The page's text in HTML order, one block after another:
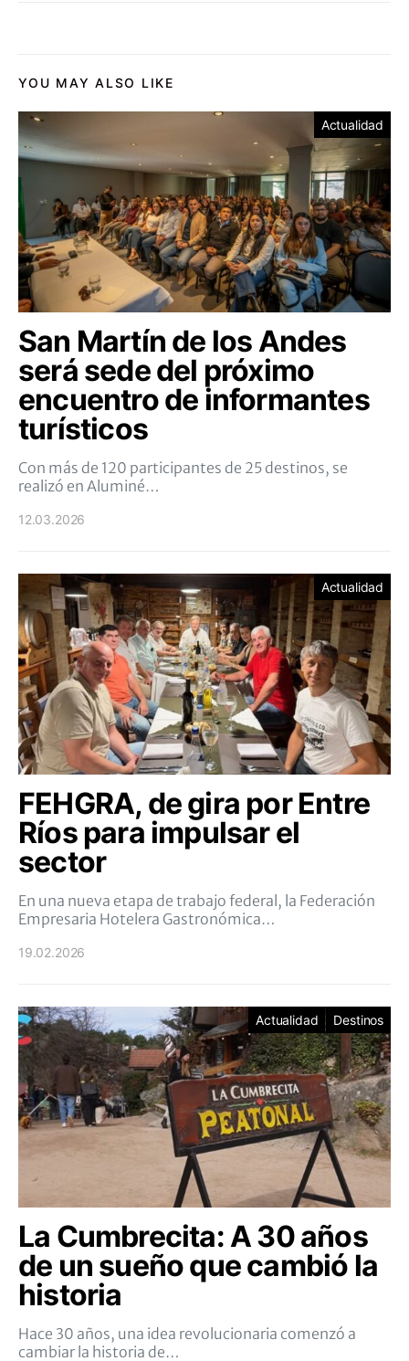
YOU MAY ALSO LIKE
Actualidad
San Martín de los Andes
será sede del próximo
encuentro de informantes
turísticos
Con más de 120 participantes de 25 destinos, se
realizó en Aluminé…
12.03.2026
Actualidad
FEHGRA, de gira por Entre
Ríos para impulsar el
sector
En una nueva etapa de trabajo federal, la Federación
Empresaria Hotelera Gastronómica…
19.02.2026
Actualidad Destinos
La Cumbrecita: A 30 años
de un sueño que cambió la
historia
Hace 30 años, una idea revolucionaria comenzó a
cambiar la historia de…